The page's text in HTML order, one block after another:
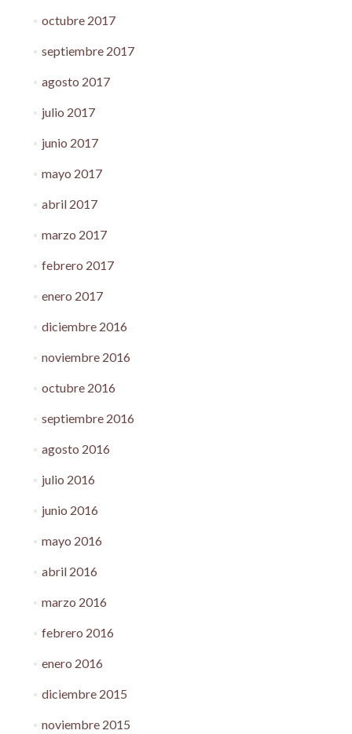
octubre 2017
septiembre 2017
agosto 2017
julio 2017
junio 2017
mayo 2017
abril 2017
marzo 2017
febrero 2017
enero 2017
diciembre 2016
noviembre 2016
octubre 2016
septiembre 2016
agosto 2016
julio 2016
junio 2016
mayo 2016
abril 2016
marzo 2016
febrero 2016
enero 2016
diciembre 2015
noviembre 2015